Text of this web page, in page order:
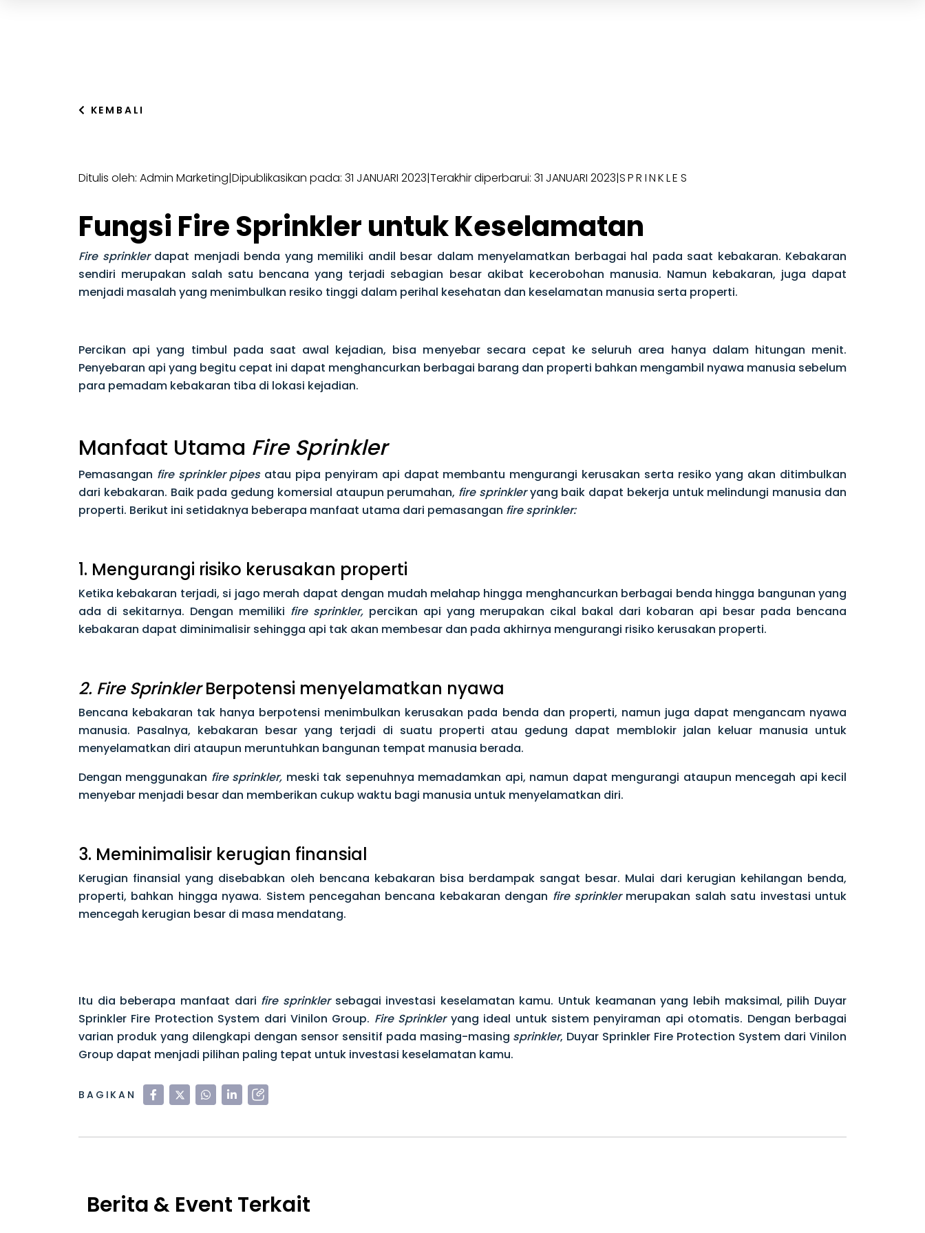
KEMBALI
Ditulis oleh: Admin Marketing|Dipublikasikan pada: 31 JANUARI 2023|Terakhir diperbarui: 31 JANUARI 2023|SPRINKLES
Fungsi Fire Sprinkler untuk Keselamatan
Fire sprinklerdapat menjadi benda yang memiliki andil besar dalam menyelamatkan berbagai hal pada saat kebakaran. Kebakaran
sendiri merupakan salah satu bencana yang terjadi sebagian besar akibat kecerobohan manusia. Namun kebakaran, juga dapat
menjadi masalah yang menimbulkan resiko tinggi dalam perihal kesehatan dan keselamatan manusia serta properti.
Percikan api yang timbul pada saat awal kejadian, bisa menyebar secara cepat ke seluruh area hanya dalam hitungan menit.
Penyebaran api yang begitu cepat ini dapat menghancurkan berbagai barang dan properti bahkan mengambil nyawa manusia sebelum
para pemadam kebakaran tiba di lokasi kejadian.
Manfaat Utama Fire Sprinkler
Pemasangan fire sprinkler pipesatau pipa penyiram api dapat membantu mengurangi kerusakan serta resiko yang akan ditimbulkan
dari kebakaran. Baik pada gedung komersial ataupun perumahan, fire sprinkleryang baik dapat bekerja untuk melindungi manusia dan
properti. Berikut ini setidaknya beberapa manfaat utama dari pemasangan fire sprinkler:
1. Mengurangi risiko kerusakan properti
Ketika kebakaran terjadi, si jago merah dapat dengan mudah melahap hingga menghancurkan berbagai benda hingga bangunan yang
ada di sekitarnya. Dengan memiliki fire sprinkler, percikan api yang merupakan cikal bakal dari kobaran api besar pada bencana
kebakaran dapat diminimalisir sehingga api tak akan membesar dan pada akhirnya mengurangi risiko kerusakan properti.
2. Fire SprinklerBerpotensi menyelamatkan nyawa
Bencana kebakaran tak hanya berpotensi menimbulkan kerusakan pada benda dan properti, namun juga dapat mengancam nyawa
manusia. Pasalnya, kebakaran besar yang terjadi di suatu properti atau gedung dapat memblokir jalan keluar manusia untuk
menyelamatkan diri ataupun meruntuhkan bangunan tempat manusia berada.
Dengan menggunakan fire sprinkler, meski tak sepenuhnya memadamkan api, namun dapat mengurangi ataupun mencegah api kecil
menyebar menjadi besar dan memberikan cukup waktu bagi manusia untuk menyelamatkan diri.
3. Meminimalisir kerugian finansial
Kerugian finansial yang disebabkan oleh bencana kebakaran bisa berdampak sangat besar. Mulai dari kerugian kehilangan benda,
properti, bahkan hingga nyawa. Sistem pencegahan bencana kebakaran dengan fire sprinklermerupakan salah satu investasi untuk
mencegah kerugian besar di masa mendatang.
Itu dia beberapa manfaat dari fire sprinklersebagai investasi keselamatan kamu. Untuk keamanan yang lebih maksimal, pilih Duyar
Sprinkler Fire Protection System dari Vinilon Group. Fire Sprinkleryang ideal untuk sistem penyiraman api otomatis. Dengan berbagai
varian produk yang dilengkapi dengan sensor sensitif pada masing-masing sprinkler, Duyar Sprinkler Fire Protection System dari Vinilon
Group dapat menjadi pilihan paling tepat untuk investasi keselamatan kamu.
BAGIKAN
Berita & Event Terkait